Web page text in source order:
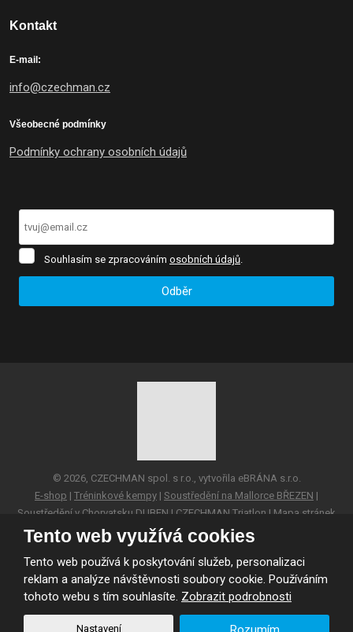
Kontakt
E-mail:
info@czechman.cz
Všeobecné podmínky
Podmínky ochrany osobních údajů
Souhlasím
Souhlasím se zpracováním osobních údajů
Odběr
© 2026, CZECHMAN spol. s r.o., vytvořila eBRÁNA s.r.o.
E-shop | Tréninkové kempy | Soustředění na Mallorce BŘEZEN |
Soustředění v Chorvatsku DUBEN | CZECHMAN Triatlon | Mapa stránek
VYROBILA
Tento web je chráněn pomocí Google ReCAPTCHA a platí pro něj
zásady ochrany osobních údajů a smluvní podmínky
Tento web využívá cookies
Tento web používá k poskytování služeb, personalizaci
reklam a analýze návštěvnosti soubory cookie. Používáním
tohoto webu s tím souhlasíte. Zobrazit podrobnosti
Nastavení